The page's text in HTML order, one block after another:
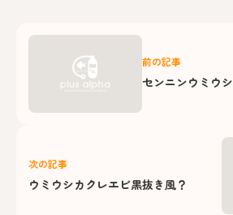
前の記事
センニンウミウシ
次の記事
ウミウシカクレエビ黒抜き風？